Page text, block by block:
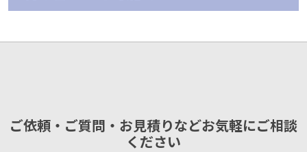
ご依頼・ご質問・お見積りなどお気軽にご相談
ください